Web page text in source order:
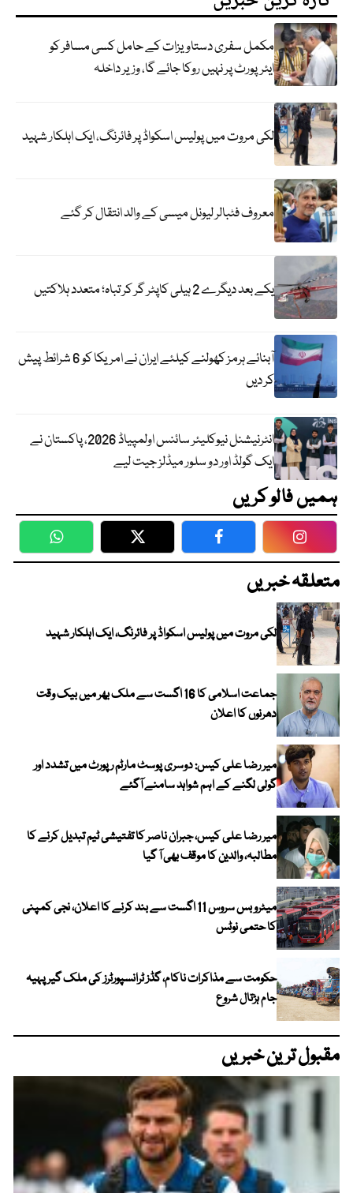
مکمل سفری دستاویزات کے حامل کسی مسافر کو
ایئرپورٹ پر نہیں روکا جائے گا، وزیر داخلہ
لکی مروت میں پولیس اسکواڈ پر فائرنگ، ایک اہلکار شہید
معروف فٹبالر لیونل میسی کے والد انتقال کر گئے
یکے بعد دیگرے 2 ہیلی کاپٹر گر کر تباہ؛ متعدد ہلاکتیں
آبنائے ہرمز کھولنے کیلئے ایران نے امریکا کو 6 شرائط پیش
کر دیں
انٹرنیشنل نیوکلیئر سائنس اولمپیاڈ 2026، پاکستان نے
ایک گولڈ اور دو سلور میڈلز جیت لیے
ہمیں فالو کریں
WhatsApp Twitter Facebook
متعلقہ خبریں
لکی مروت میں پولیس اسکواڈ پر فائرنگ، ایک اہلکار شہید
جماعت اسلامی کا 16 اگست سے ملک بھر میں بیک وقت
دھرنوں کا اعلان
میر رضا علی کیس: دوسری پوسٹ مارٹم رپورٹ میں تشدد اور
گولی لگنے کے اہم شواہد سامنے آگئے
میر رضا علی کیس، جبران ناصر کا تفتیشی ٹیم تبدیل کرنے کا
مطالبہ، والدین کا موقف بھی آ گیا
میٹرو بس سروس 11 اگست سے بند کرنے کا اعلان، نجی کمپنی
کا حتمی نوٹس
حکومت سے مذاکرات ناکام، گڈز ٹرانسپورٹرز کی ملک گیر پہیہ
جام ہڑتال شروع
مقبول ترین خبریں